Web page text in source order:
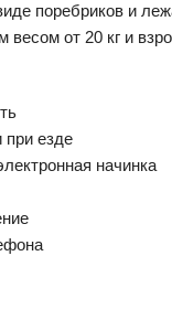
поребриков и
от 20 кг и
при езде
начинка